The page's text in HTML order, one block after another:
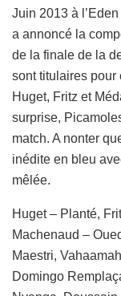
Juin 2013 à
a annoncé la
de la finale de la
sont titulaires pour
Huget, Fritz et
surprise,
match. A nonter
inédite en bleu
mêlée.
Huget – Planté,
Machenaud –
Maestri,
Domingo